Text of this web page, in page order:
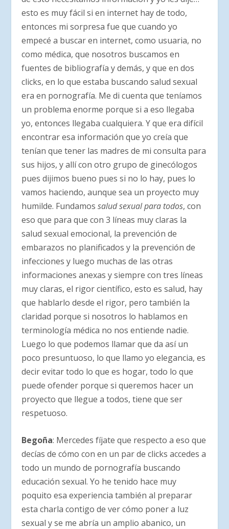
esto es muy fácil si en internet hay de todo,
entonces mi sorpresa fue que cuando yo
empecé a buscar en internet, como usuaria, no
como médica, que nosotros buscamos en
fuentes de bibliografía y demás, y que en dos
clicks, en lo que estaba buscando salud sexual
era en pornografía. Me di cuenta que teníamos
un problema enorme porque si a eso llegaba
yo, entonces llegaba cualquiera. Y que era difícil
encontrar esa información que yo creía que
tenían que tener las madres de mi consulta para
sus hijos, y allí con otro grupo de ginecólogos
pues dijimos bueno pues si no lo hay, pues lo
vamos haciendo, aunque sea un proyecto muy
humilde. Fundamossalud sexual para todos, con
eso que para que con 3 líneas muy claras la
salud sexual emocional, la prevención de
embarazos no planificados y la prevención de
infecciones y luego muchas de las otras
informaciones anexas y siempre con tres líneas
muy claras, el rigor científico, esto es salud, hay
que hablarlo desde el rigor, pero también la
claridad porque si nosotros lo hablamos en
terminología médica no nos entiende nadie.
Luego lo que podemos llamar que da así un
poco presuntuoso, lo que llamo yo elegancia, es
decir evitar todo lo que es hogar, todo lo que
puede ofender porque si queremos hacer un
proyecto que llegue a todos, tiene que ser
respetuoso.
Begoña: Mercedes fíjate que respecto a eso que
decías de cómo con en un par de clicks accedes a
todo un mundo de pornografía buscando
educación sexual. Yo he tenido hace muy
poquito esa experiencia también al preparar
esta charla contigo de ver cómo poner a luz
sexual y se me abría un amplio abanico, un